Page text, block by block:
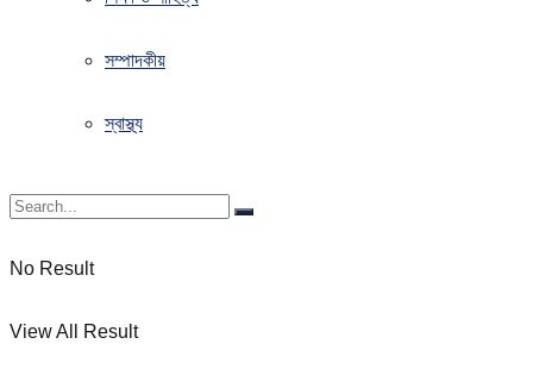
সম্পাদকীয়
স্বাস্থ্য
No Result
View All Result